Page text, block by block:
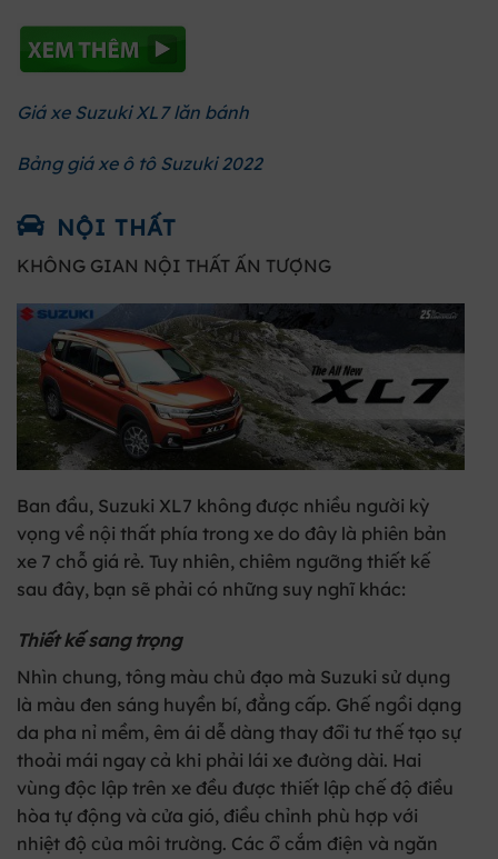
Giá xe Suzuki XL7 lăn bánh
Bảng giá xe ô tô Suzuki 2022
NỘI THẤT
KHÔNG GIAN NỘI THẤT ẤN TƯỢNG
Ban đầu, Suzuki XL7 không được nhiều người kỳ
vọng về nội thất phía trong xe do đây là phiên bản
xe 7 chỗ giá rẻ. Tuy nhiên, chiêm ngưỡng thiết kế
sau đây, bạn sẽ phải có những suy nghĩ khác:
Thiết kế sang trọng
Nhìn chung, tông màu chủ đạo mà Suzuki sử dụng
là màu đen sáng huyền bí, đẳng cấp. Ghế ngồi dạng
da pha nỉ mềm, êm ái dễ dàng thay đổi tư thế tạo sự
thoải mái ngay cả khi phải lái xe đường dài. Hai
vùng độc lập trên xe đều được thiết lập chế độ điều
hòa tự động và cửa gió, điều chỉnh phù hợp với
nhiệt độ của môi trường. Các ổ cắm điện và ngăn